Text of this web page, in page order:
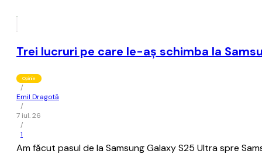
Trei lucruri pe care le-aș schimba la
Opinie
/
Emil Dragotă
/
7 iul. 26
/
1
Am făcut pasul de la Samsung Galaxy S25 Ultra spre